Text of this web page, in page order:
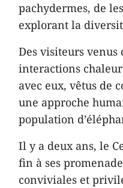
pachydermes, de
explorant la
Des visiteurs
interactions
avec eux, vêtus de
une approche
population
Il y a deux ans, le
fin à ses
conviviales et